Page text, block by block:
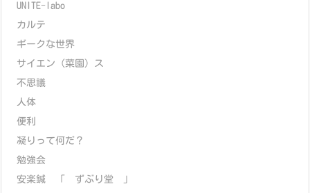
UNITE-labo
カルテ
ギークな世界
サイエン（菜園）ス
不思議
人体
便利
凝りって何だ？
勉強会
安楽鍼 「 ずぶり堂 」